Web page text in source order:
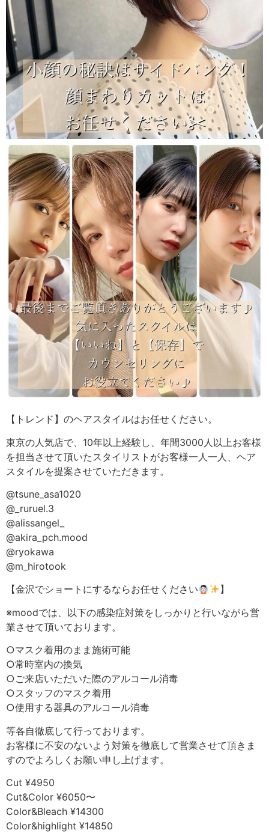
【トレンド】のヘアスタイルはお任せください。
東京の人気店で、10年以上経験し、年間3000人以上お客様
を担当させて頂いたスタイリストがお客様一人一人、ヘア
スタイルを提案させていただきます。
@tsune_asa1020
@_ruruel.3
@alissangel_
@akira_pch.mood
@ryokawa
@m_hirotook
【金沢でショートにするならお任せください
】
※moodでは、以下の感染症対策をしっかりと行いながら営
業させて頂いております。
○マスク着用のまま施術可能
○常時室内の換気
○ご来店いただいた際のアルコール消毒
○スタッフのマスク着用
○使用する器具のアルコール消毒
等各自徹底して行っております。
お客様に不安のないよう対策を徹底して営業させて頂きま
すのでよろしくお願い申し上げます。
Cut ¥4950
Cut&Color ¥6050〜
Color&Bleach ¥14300
Color&highlight ¥14850